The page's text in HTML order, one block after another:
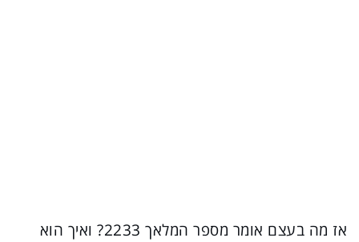
אז מה בעצם אומר מספר המלאך 2233? ואיך הוא